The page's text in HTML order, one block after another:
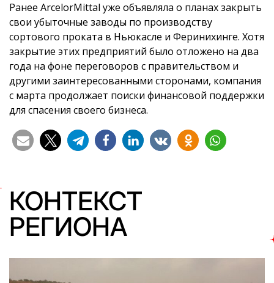
Ранее ArcelorMittal уже объявляла о планах закрыть
свои убыточные заводы по производству
сортового проката в Ньюкасле и Феринихинге. Хотя
закрытие этих предприятий было отложено на два
года на фоне переговоров с правительством и
другими заинтересованными сторонами, компания
с марта продолжает поиски финансовой поддержки
для спасения своего бизнеса.
КОНТЕКСТ
РЕГИОНА